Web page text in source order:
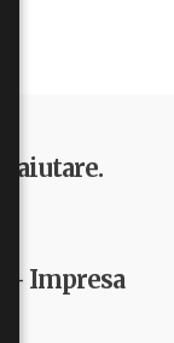
aiutare.
– Impresa